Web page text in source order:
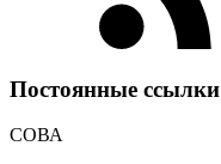
Постоянные ссылки
СОВА